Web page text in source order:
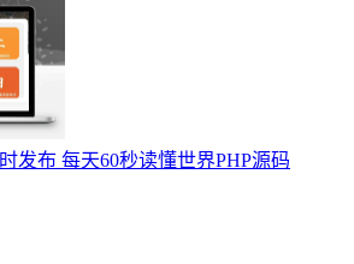
发布 每天60秒读懂世界PHP源码